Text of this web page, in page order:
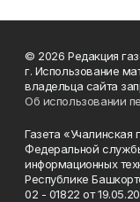
© 2026 Редакция
г. Использование
владельца сайта
Об использовании
Газета «Учалинская
Федеральной
информационных
Республике
02 - 01822 от